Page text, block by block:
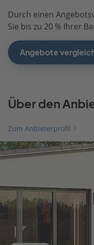
Durch einen
Sie bis zu 20 % Ihrer
Angebote
Über den
Zum Anbieterprofil